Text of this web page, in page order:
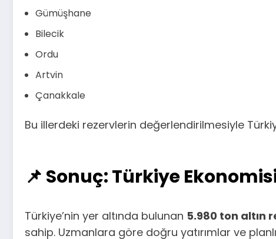
Gümüşhane
Bilecik
Ordu
Artvin
Çanakkale
Bu illerdeki rezervlerin değerlendirilmesiyle
📌 Sonuç: Türkiye
Türkiye’nin yer altında bulunan 5.980 ton altın
sahip. Uzmanlara göre doğru yatırımlar ve